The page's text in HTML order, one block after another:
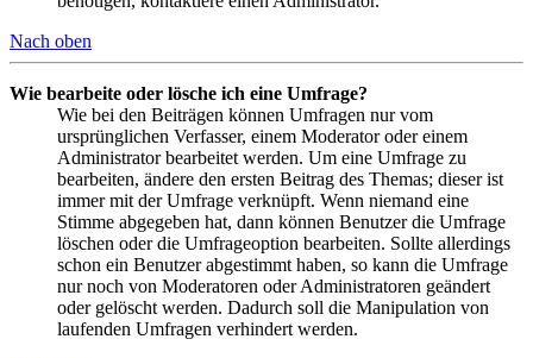
Nach oben
Wie bearbeite oder lösche ich eine Umfrage?
Wie bei den Beiträgen können Umfragen nur vom
ursprünglichen Verfasser, einem Moderator oder einem
Administrator bearbeitet werden. Um eine Umfrage zu
bearbeiten, ändere den ersten Beitrag des Themas; dieser ist
immer mit der Umfrage verknüpft. Wenn niemand eine
Stimme abgegeben hat, dann können Benutzer die Umfrage
löschen oder die Umfrageoption bearbeiten. Sollte allerdings
schon ein Benutzer abgestimmt haben, so kann die Umfrage
nur noch von Moderatoren oder Administratoren geändert
oder gelöscht werden. Dadurch soll die Manipulation von
laufenden Umfragen verhindert werden.